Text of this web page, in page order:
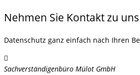
Nehmen Sie Kontakt zu
Datenschutz ganz einfach nach Ihren
Sachverständigenbüro Mülot GmbH